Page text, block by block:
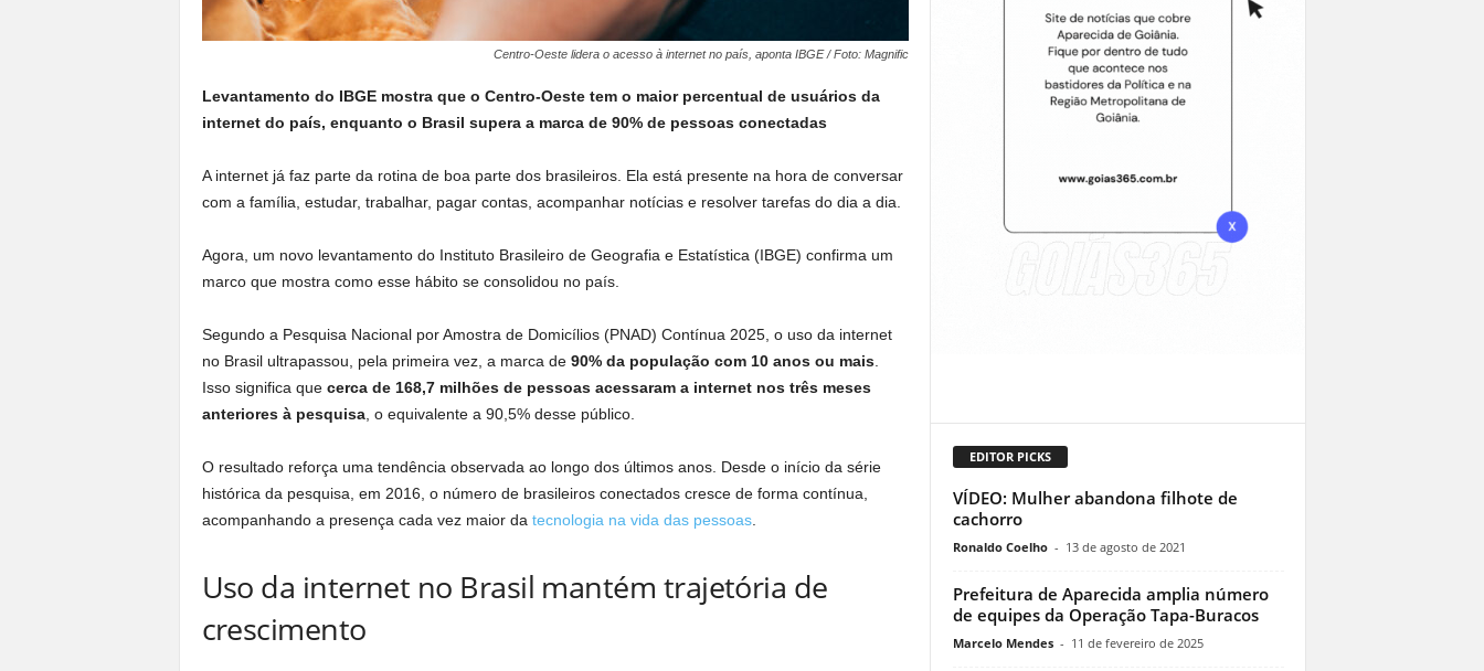
Centro-Oeste lidera o acesso à internet no país, aponta IBGE / Foto: Magnific
Levantamento do IBGE mostra que o Centro-Oeste tem o maior percentual de usuários da
internet do país, enquanto o Brasil supera a marca de 90% de pessoas conectadas
A internet já faz parte da rotina de boa parte dos brasileiros. Ela está presente na hora de conversar
com a família, estudar, trabalhar, pagar contas, acompanhar notícias e resolver tarefas do dia a dia.
Agora, um novo levantamento do Instituto Brasileiro de Geografia e Estatística (IBGE) confirma um
marco que mostra como esse hábito se consolidou no país.
Segundo a Pesquisa Nacional por Amostra de Domicílios (PNAD) Contínua 2025, o uso da internet
no Brasil ultrapassou, pela primeira vez, a marca de 90% da população com 10 anos ou mais.
Isso significa que cerca de 168,7 milhões de pessoas acessaram a internet nos três meses
anteriores à pesquisa, o equivalente a 90,5% desse público.
O resultado reforça uma tendência observada ao longo dos últimos anos. Desde o início da série
histórica da pesquisa, em 2016, o número de brasileiros conectados cresce de forma contínua,
acompanhando a presença cada vez maior da tecnologia na vida das pessoas.
Uso da internet no Brasil mantém trajetória de
crescimento
EDITOR PICKS
VÍDEO: Mulher abandona filhote de
cachorro
Ronaldo Coelho - 13 de agosto de 2021
Prefeitura de Aparecida amplia número
de equipes da Operação Tapa-Buracos
Marcelo Mendes - 11 de fevereiro de 2025